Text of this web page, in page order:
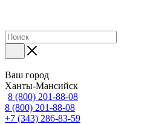
Ваш город
Ханты-Мансийск
8 (800) 201-88-08
8 (800) 201-88-08
+7 (343) 286-83-59